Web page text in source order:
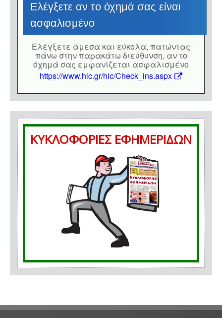
Eλέγξετε αν το όχημά σας είναι
ασφαλισμένο
Eλέγξετε άμεσα και εύκολα, πατώντας
πάνω στην παρακάτω διεύθυνση, αν το
όχημά σας εμφανίζεται ασφαλισμένο
https://www.hic.gr/hic/Check_ins.aspx
ΚΥΚΛΟΦΟΡΙΕΣ ΕΦΗΜΕΡΙΔΩΝ